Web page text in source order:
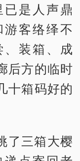
是人声鼎
客络绎不
装箱、成
后方的临时
十箱码好的
了三箱大樱